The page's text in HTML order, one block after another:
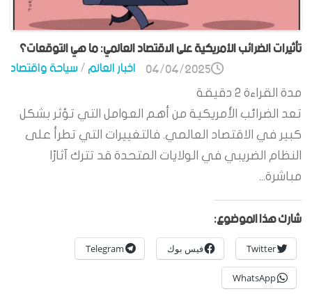
تأثيرات الضرائب الأمريكية على الاقتصاد العالمي: ما هي التوقعات؟
اخبار العالم/سياحة واقتصاد 04/04/2025
مدة القراءة 2 دقيقة
تعد الضرائب الأمريكية من أهم العوامل التي تؤثر بشكل
كبير في الاقتصاد العالمي. فالتغييرات التي تطرأ على
النظام الضريبي في الولايات المتحدة قد تترك آثارًا
مباشرة...
شارك هذا الموضوع:
Twitter فيس بوك Telegram
WhatsApp